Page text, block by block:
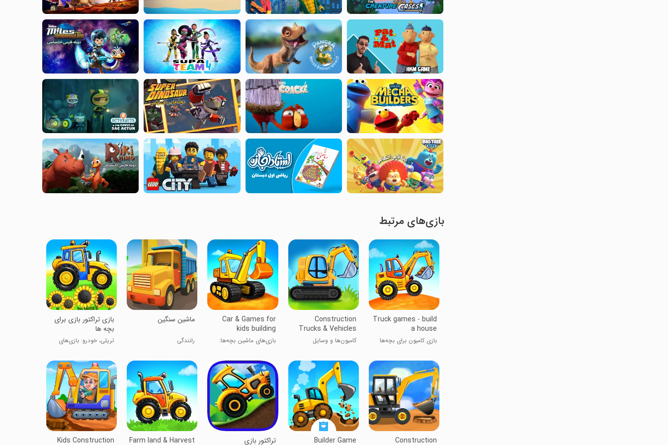
بازی‌های مرتبط
Truck games - build
a house
بازی کامیون برای بچه‌ها
Construction
Trucks & Vehicles
کامیون‌ها و وسایل
Car & Games for
kids building
بازی‌های ماشین بچه‌ها:
‏‏ماشین سنگین
رانندگی
بازی تراکتور بازی برای
بچه ها
تریلی، خودرو: بازی‌های
Construction
Builder Game تراکتور بازی
Farm land & Harvest
Kids Construction